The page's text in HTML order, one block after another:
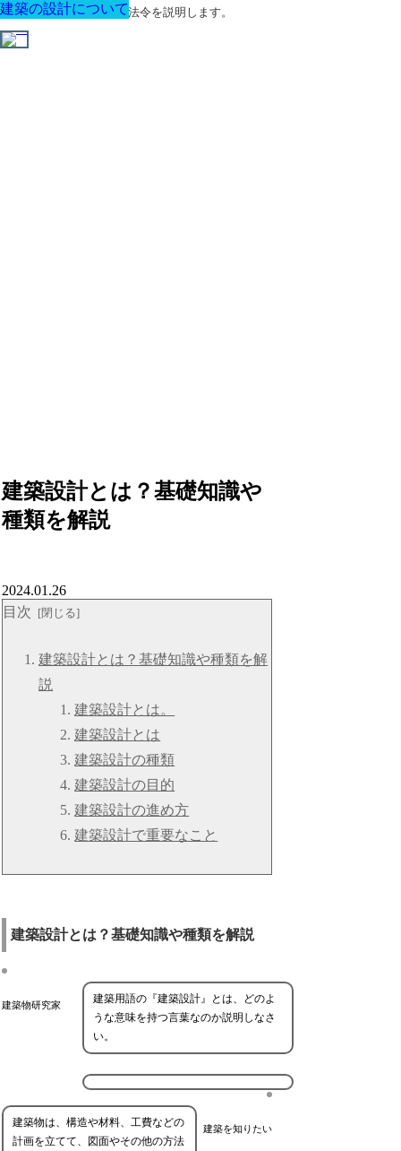
建築に関する用語と関連法令を説明します。
建築設計とは？基礎知識や
種類を解説
建築の設計について
2024.01.26
目次
建築設計とは？基礎知識や種類を解
説
建築設計とは。
建築設計とは
建築設計の種類
建築設計の目的
建築設計の進め方
建築設計で重要なこと
建築設計とは？基礎知識や種類を解説
建築物研究家
建築用語の『建築設計』とは、どのよ
うな意味を持つ言葉なのか説明しなさ
い。
建築を知りたい
建築物は、構造や材料、工費などの
計画を立てて、図面やその他の方法
建築の設計について
建築の設計について
建築の設計について
建築の設計について
建築の設計について
建築の設計について